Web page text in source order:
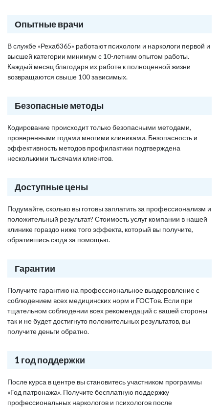
Опытные врачи
В службе «Рехаб365» работают психологи и наркологи первой и
высшей категории минимум с 10-летним опытом работы.
Каждый месяц благодаря их работе к полноценной жизни
возвращаются свыше 100 зависимых.
Безопасные методы
Кодирование происходит только безопасными методами,
проверенными годами многими клиниками. Безопасность и
эффективность методов профилактики подтверждена
несколькими тысячами клиентов.
Доступные цены
Подумайте, сколько вы готовы заплатить за профессионализм и
положительный результат? Стоимость услуг компании в нашей
клинике гораздо ниже того эффекта, который вы получите,
обратившись сюда за помощью.
Гарантии
Получите гарантию на профессиональное выздоровление с
соблюдением всех медицинских норм и ГОСТов. Если при
тщательном соблюдении всех рекомендаций с вашей стороны
так и не будет достигнуто положительных результатов, вы
получите деньги обратно.
1 год поддержки
После курса в центре вы становитесь участником программы
«Год патронажа». Получите бесплатную поддержку
профессиональных наркологов и психологов после